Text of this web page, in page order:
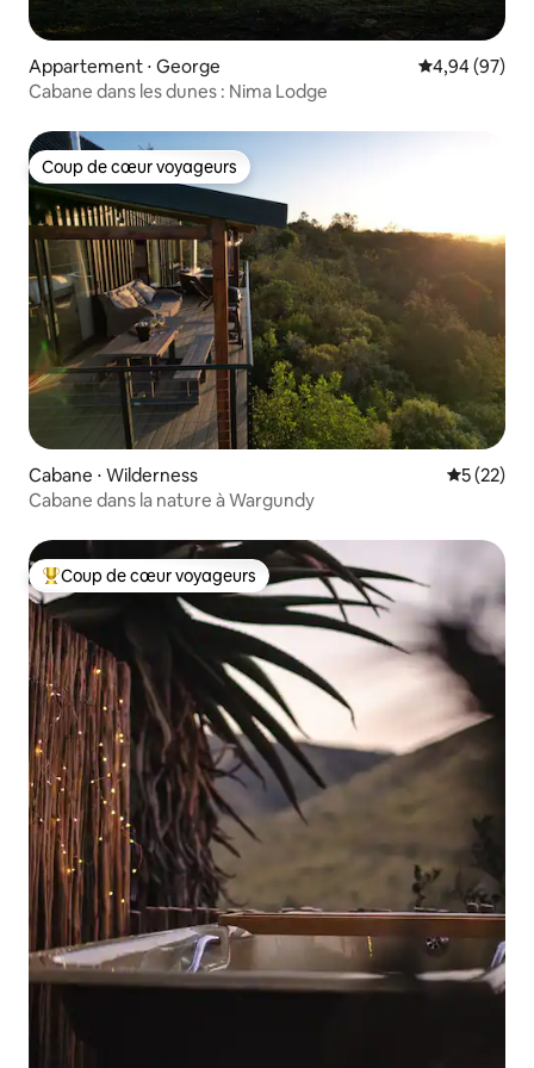
Appartement ⋅ George Évaluation
4,94 (97)
Cabane dans les dunes : Nima Lodge
Coup de cœur voyageurs
Coup de cœur voyageurs
Cabane ⋅ Wilderness
5 (22)
Cabane dans la nature à Wargundy
Coups de cœur voyageurs les plus appréciés
Coup de cœur voyageurs